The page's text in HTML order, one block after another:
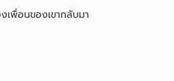
เพื่อนของเขากลับมา